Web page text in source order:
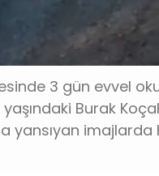
3 gün evvel
Burak
yansıyan imajlarda